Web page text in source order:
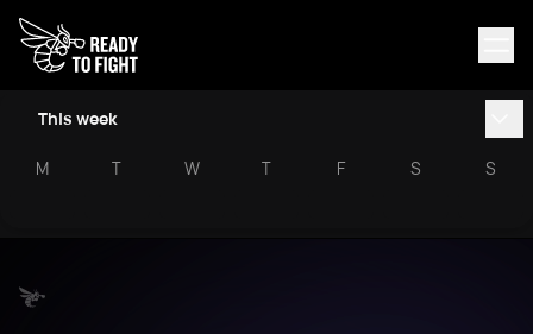
This week
M T W T F S S